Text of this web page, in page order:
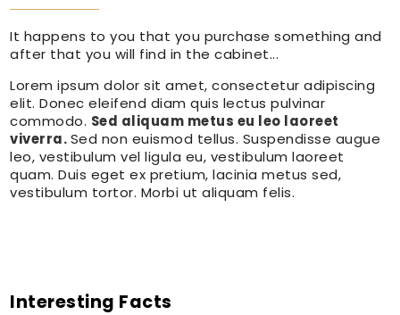
It happens to you that you purchase something and
after that you will find in the cabinet...
Lorem ipsum dolor sit amet, consectetur adipiscing
elit. Donec eleifend diam quis lectus pulvinar
commodo. Sed aliquam metus eu leo laoreet
viverra.Sed non euismod tellus. Suspendisse augue
leo, vestibulum vel ligula eu, vestibulum laoreet
quam. Duis eget ex pretium, lacinia metus sed,
vestibulum tortor. Morbi ut aliquam felis.
Interesting Facts